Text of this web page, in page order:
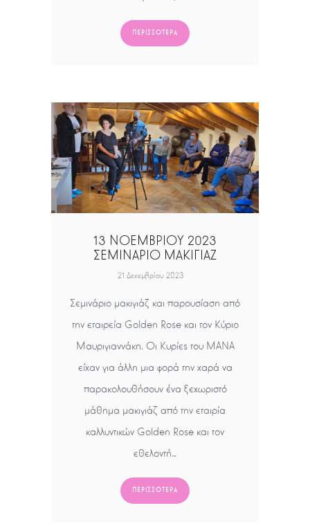
ΠΕΡΙΣΣΌΤΕΡΑ
13 ΝΟΕΜΒΡΙΟΥ 2023
ΣΕΜΙΝΑΡΙΟ ΜΑΚΙΓΙΑΖ
21 Δεκεμβρίου 2023
Σεμινάριο μακιγιάζ και παρουσίαση από
την εταιρεία Golden Rose και τον Κύριο
Μαυριγιαννάκη. Οι Κυρίες του ΜΑΝΑ
είχαν για άλλη μια φορά την χαρά να
παρακολουθήσουν ένα ξεχωριστό
μάθημα μακιγιάζ από την εταιρία
καλλυντικών Golden Rose και τον
εθελοντή…
ΠΕΡΙΣΣΌΤΕΡΑ